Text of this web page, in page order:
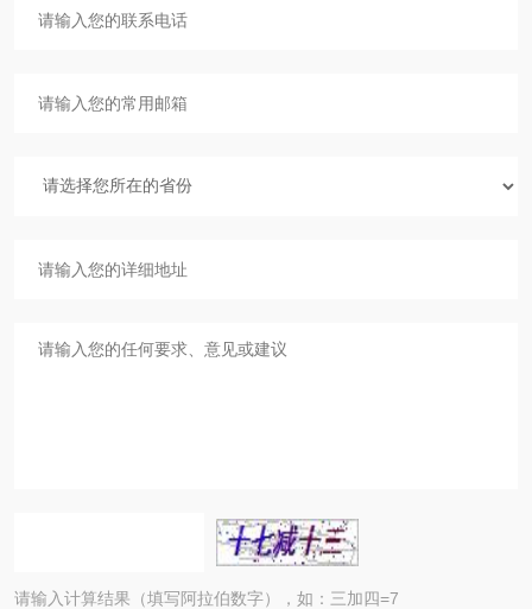
请输入计算结果（填写阿拉伯数字），如：三加四=7